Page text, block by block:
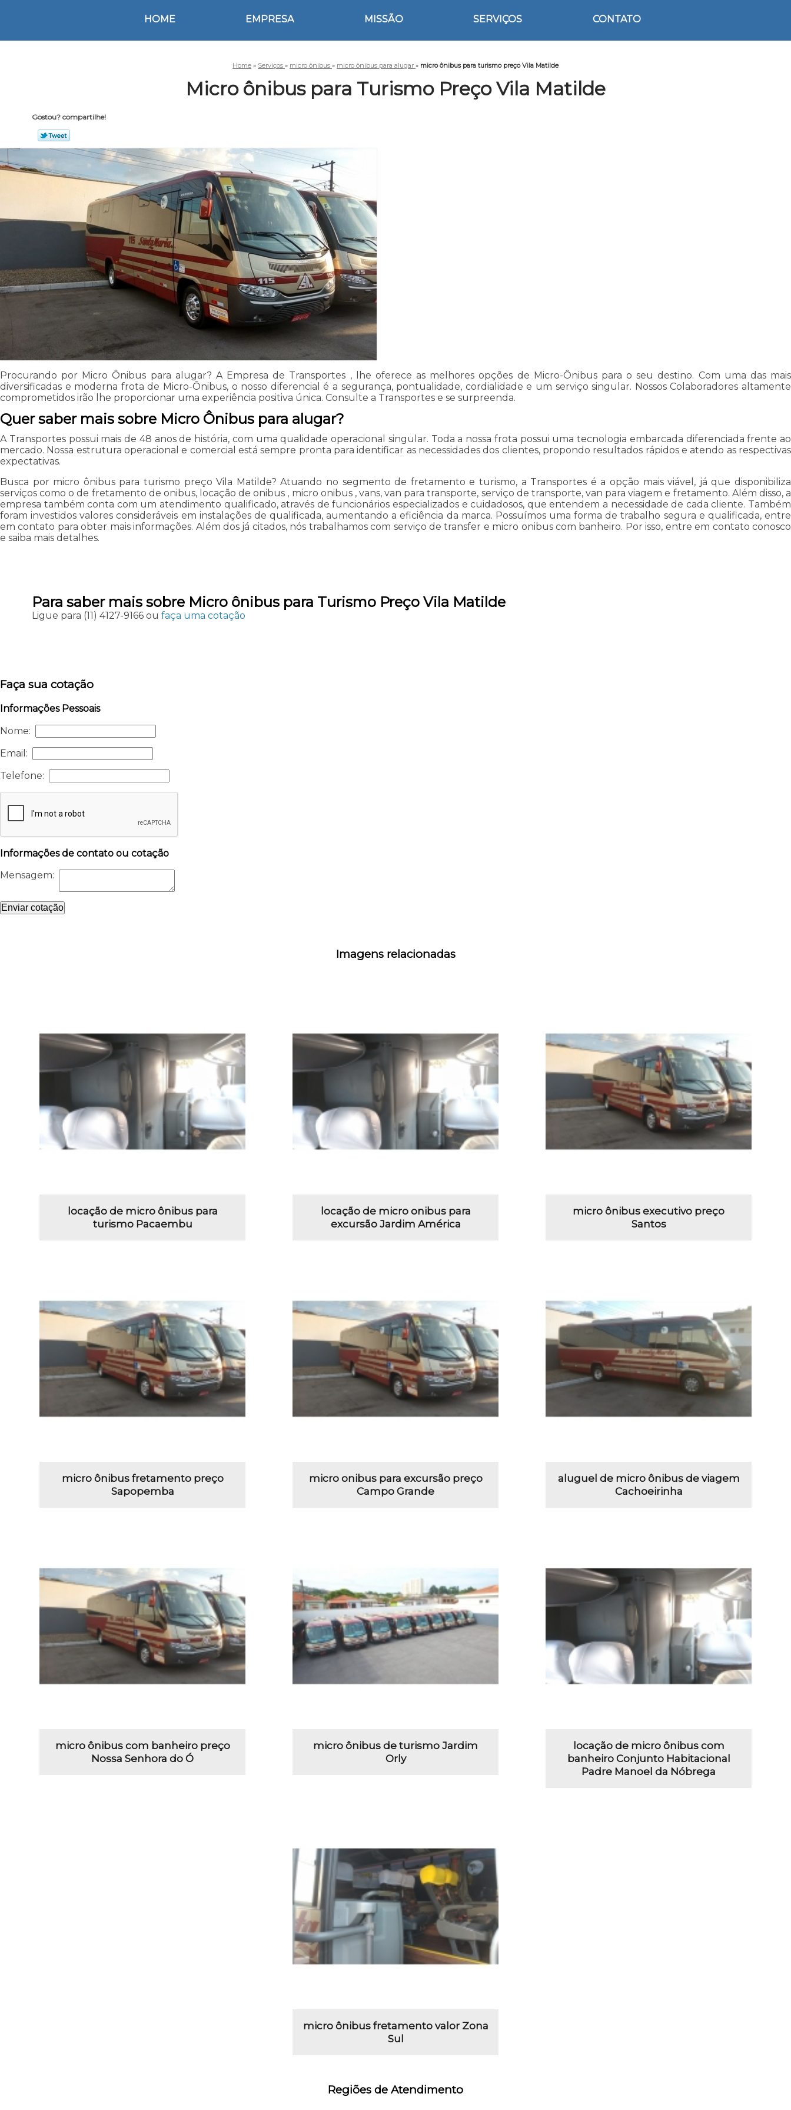
HOME EMPRESA MISSÃO SERVIÇOS CONTATO
Home » Serviços » micro ônibus » micro ônibus para alugar » micro ônibus para turismo preço Vila Matilde
Micro ônibus para Turismo Preço Vila Matilde
Gostou? compartilhe!
Procurando por Micro Ônibus para alugar? A Empresa de Transportes , lhe oferece as melhores opções de Micro-Ônibus para o seu destino. Com uma das mais
diversificadas e moderna frota de Micro-Ônibus, o nosso diferencial é a segurança, pontualidade, cordialidade e um serviço singular. Nossos Colaboradores altamente
comprometidos irão lhe proporcionar uma experiência positiva única. Consulte a Transportes e se surpreenda.
Quer saber mais sobre Micro Ônibus para alugar?
A Transportes possui mais de 48 anos de história, com uma qualidade operacional singular. Toda a nossa frota possui uma tecnologia embarcada diferenciada frente ao
mercado. Nossa estrutura operacional e comercial está sempre pronta para identificar as necessidades dos clientes, propondo resultados rápidos e atendo as respectivas
expectativas.
Busca por micro ônibus para turismo preço Vila Matilde? Atuando no segmento de fretamento e turismo, a Transportes é a opção mais viável, já que disponibiliza
serviços como o de fretamento de onibus, locação de onibus , micro onibus , vans, van para transporte, serviço de transporte, van para viagem e fretamento. Além disso, a
empresa também conta com um atendimento qualificado, através de funcionários especializados e cuidadosos, que entendem a necessidade de cada cliente. Também
foram investidos valores consideráveis em instalações de qualificada, aumentando a eficiência da marca. Possuímos uma forma de trabalho segura e qualificada, entre
em contato para obter mais informações. Além dos já citados, nós trabalhamos com serviço de transfer e micro onibus com banheiro. Por isso, entre em contato conosco
e saiba mais detalhes.
Para saber mais sobre Micro ônibus para Turismo Preço Vila Matilde
Ligue para (11) 4127-9166ou faça uma cotação
Faça sua cotação
Informações Pessoais
Nome:
Email:
Telefone:
Informações de contato ou cotação
Mensagem:
Enviar cotação
Imagens relacionadas
locação de micro ônibus para
turismo Pacaembu
locação de micro onibus para
excursão Jardim América
micro ônibus executivo preço
Santos
micro ônibus fretamento preço
Sapopemba
micro onibus para excursão preço
Campo Grande
aluguel de micro ônibus de viagem
Cachoeirinha
micro ônibus com banheiro preço
Nossa Senhora do Ó
micro ônibus de turismo Jardim
Orly
locação de micro ônibus com
banheiro Conjunto Habitacional
Padre Manoel da Nóbrega
micro ônibus fretamento valor Zona
Sul
Regiões de Atendimento